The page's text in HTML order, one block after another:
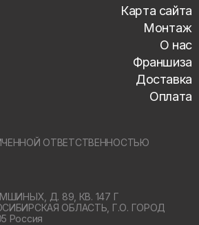
Карта сайта
Монтаж
О нас
Франшиза
Доставка
Оплата
ОТВЕТСТВЕННОСТЬЮ
Д. 89, КВ. 147 Г
ОБЛАСТЬ, Г.О. ГОРОД
Россия